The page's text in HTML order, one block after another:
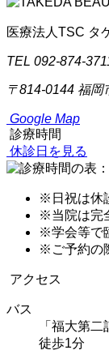
医療法人TSC タ
TEL 092-874-
〒814-0144 福岡
Google Map
診療時間
休診日を見る
※日祝は休
※当院は完
※学会等で
※ご予約の
アクセス
バス
「福大第
徒歩1分